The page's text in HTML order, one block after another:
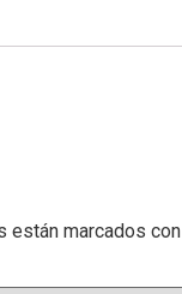
están marcados con